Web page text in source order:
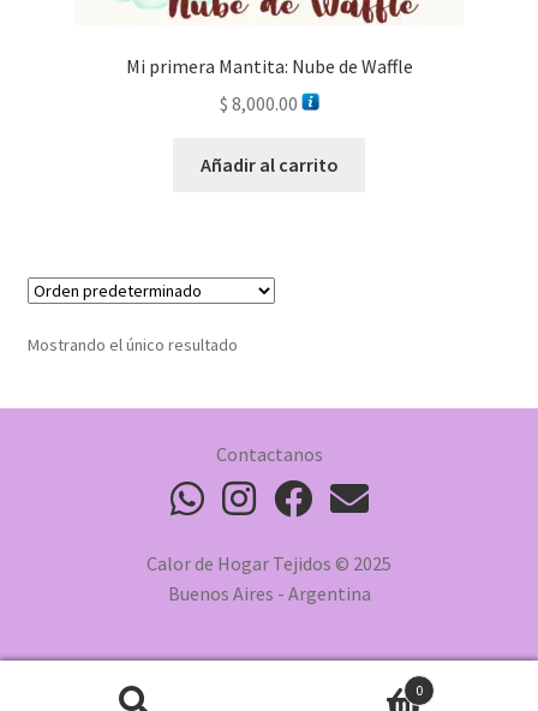
Mi primera Mantita: Nube de Waffle
$ 8,000.00
Añadir al carrito
Mostrando el único resultado
Contactanos
Calor de Hogar Tejidos © 2025
Buenos Aires - Argentina
0